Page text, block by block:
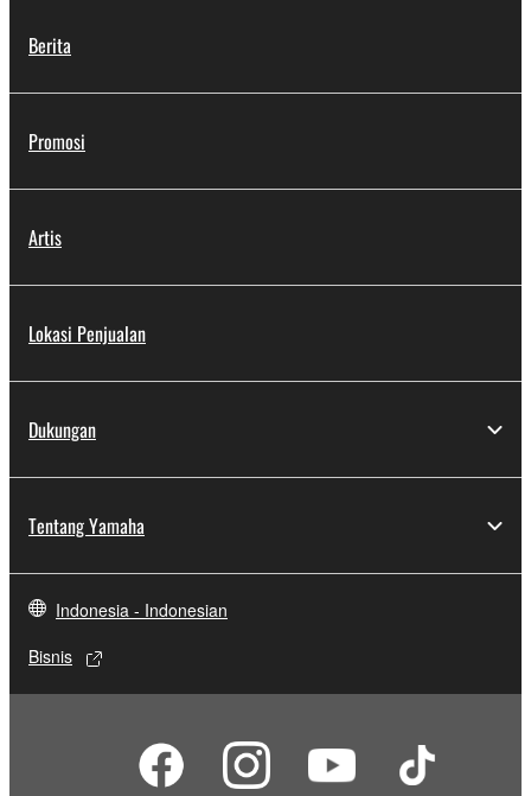
Berita
Promosi
Artis
Lokasi Penjualan
Dukungan
Tentang Yamaha
Indonesia - Indonesian
Bisnis